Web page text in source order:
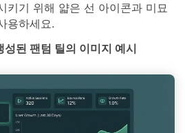
키기 위해 얇은 선 아이콘과 미묘
용하세요.
된 팬텀 틸의 이미지 예시